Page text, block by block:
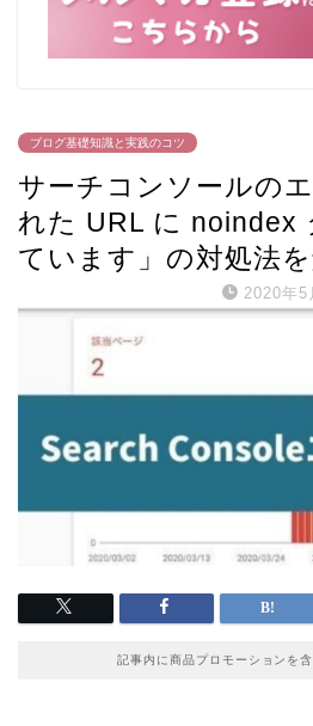
ブログ基礎知識と実践のコツ
サーチコンソールの
れた URL に noindex
ています」の対処法
2020年5
記事内に商品プロモーションを